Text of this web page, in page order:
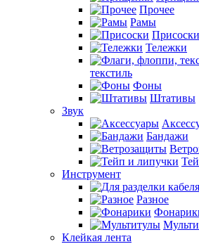
Прочее
Рамы
Присоски
Тележки
текстиль
Фоны
Штативы
Звук
Бандажи
Инструмент
Разное
Клейкая лента